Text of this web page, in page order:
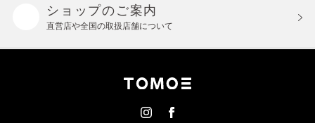
ショップのご案内
直営店や全国の取扱店舗について